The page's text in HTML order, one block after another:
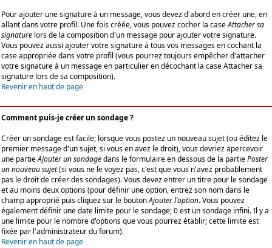
Pour ajouter une signature à un message, vous devez d'abord en créer une, en
allant dans votre profil. Une fois créée, vous pouvez cocher la caseAttacher sa
signature lors de la composition d'un message pour ajouter votre signature.
Vous pouvez aussi ajouter votre signature à tous vos messages en cochant la
case appropriée dans votre profil (vous pourrez toujours empêcher d'attacher
votre signature à un message en particulier en décochant la case Attacher sa
signature lors de sa composition).
Revenir en haut de page
Comment puis-je créer un sondage ?
Créer un sondage est facile; lorsque vous postez un nouveau sujet (ou éditez le
premier message d'un sujet, si vous en avez le droit), vous devriez apercevoir
une partieAjouter un sondagedans le formulaire en dessous de la partiePoster
un nouveau sujet(si vous ne le voyez pas, c'est que vous n'avez probablement
pas le droit de créer des sondages). Vous devez entrer un titre pour le sondage
et au moins deux options (pour définir une option, entrez son nom dans le
champ approprié puis cliquez sur le boutonAjouter l'option. Vous pouvez
également définir une date limite pour le sondage; 0 est un sondage infini. Il y a
une limite pour le nombre d'options que vous pourrez établir; cette limite est
fixée par l'administrateur du forum).
Revenir en haut de page